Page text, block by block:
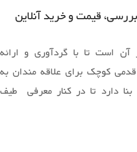
قیمت و خرید آنلاین
آن است تا با گردآوری و ارائه
کوچک برای علاقه مندان به
بنا دارد تا در کنار معرفی طیف
را برای خرید آسان و ارائه
همراهان خود قرار دهد.